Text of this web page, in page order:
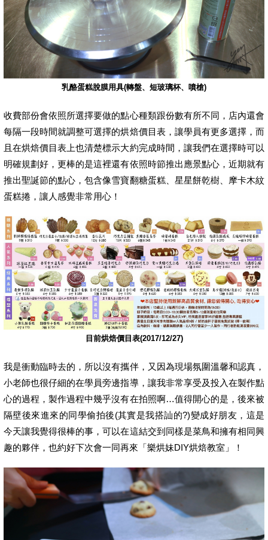
乳酪蛋糕脫膜用具(轉盤、短玻璃杯、噴槍)
收費部份會依照所選擇要做的點心種類跟份數有所不同，店內還會
每隔一段時間就調整可選擇的烘焙價目表，讓學員有更多選擇，而
且在烘焙價目表上也清楚標示大約完成時間，讓我們在選擇時可以
明確規劃好，更棒的是這裡還有依照時節推出應景點心，近期就有
推出聖誕節的點心，包含像雪寶翻糖蛋糕、星星餅乾樹、摩卡木紋
蛋糕捲，讓人感覺非常用心！
目前烘焙價目表(2017/12/27)
我是衝動臨時去的，所以沒有攜伴，又因為現場氛圍溫馨和認真，
小老師也很仔細的在學員旁邊指導，讓我非常享受及投入在製作點
心的過程，製作過程中幾乎沒有在拍照啊…值得開心的是，後來被
隔壁後來進來的同學偷拍後(其實是我搭訕的?)變成好朋友，這是
今天讓我覺得很棒的事，可以在這結交到同樣是菜鳥和擁有相同興
趣的夥伴，也約好下次會一同再來「樂烘妹DIY烘焙教室」！